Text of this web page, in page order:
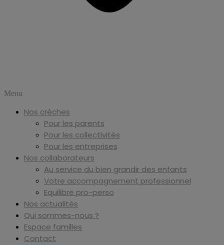
Menu
Nos crèches
Pour les parents
Pour les collectivités
Pour les entreprises
Nos collaborateurs
Au service du bien grandir des enfants
Votre accompagnement professionnel
Equilibre pro-perso
Nos actualités
Qui sommes-nous ?
Espace familles
Contact